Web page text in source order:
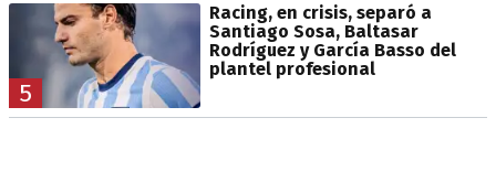
5
Racing, en crisis, separó a
Santiago Sosa, Baltasar
Rodríguez y García Basso del
plantel profesional